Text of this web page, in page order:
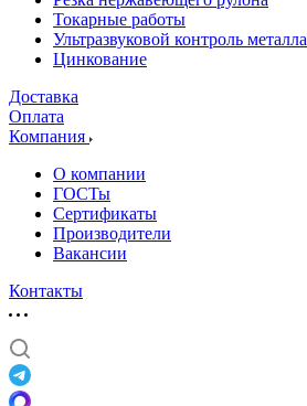
Токарные работы
Ультразвуковой контроль металла
Цинкование
Доставка
Оплата
Компания
О компании
ГОСТы
Сертификаты
Производители
Вакансии
Контакты